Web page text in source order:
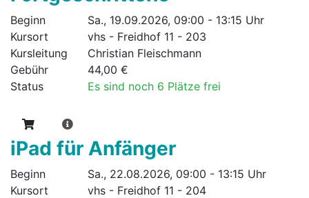
Beginn
Sa., 19.09.2026, 09:00 - 13:15 Uhr
Kursort
vhs - Freidhof 11 - 203
Kursleitung
Christian Fleischmann
Gebühr
44,00 €
Status
Es sind noch 6 Plätze frei
iPad für Anfänger
Beginn
Sa., 22.08.2026, 09:00 - 13:15 Uhr
Kursort
vhs - Freidhof 11 - 204